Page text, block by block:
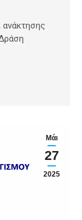
Μάι
27
2025